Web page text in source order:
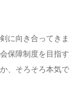
に向き合ってきま
保障制度を目指す
、そろそろ本気で